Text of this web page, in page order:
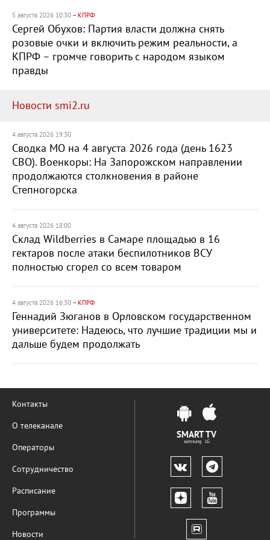
5 августа 2026 10:30 – КПРФ
Сергей Обухов: Партия власти должна снять
розовые очки и включить режим реальности, а
КПРФ – громче говорить с народом языком
правды
Новости smi2.ru
4 августа 2026 19:30
Сводка МО на 4 августа 2026 года (день 1623
СВО). Военкоры: На Запорожском направлении
продолжаются столкновения в районе
Степногорска
4 августа 2026 18:00
Склад Wildberries в Самаре площадью в 16
гектаров после атаки беспилотников ВСУ
полностью сгорел со всем товаром
4 августа 2026 16:30 – КПРФ
Геннадий Зюганов в Орловском государственном
университете: Надеюсь, что лучшие традиции мы и
дальше будем продолжать
Контакты
О телеканале
Операторы
Сотрудничество
Расписание
Программы
Новости
SMART TV
samsung LG